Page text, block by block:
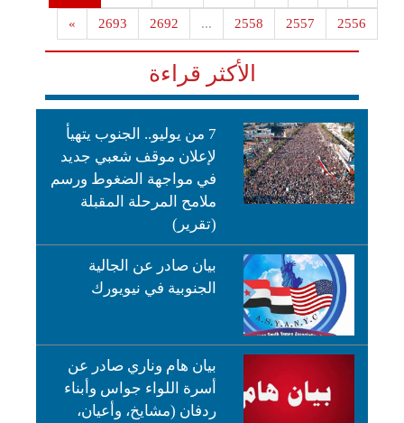
2556
2557
2558
...
2692
2693
»
الأكثر قراءة
7 من يوليو.. الجنوب يتهيأ
لإعلان موقف شعبي جديد
في مواجهة الضغوط ورسم
ملامح المرحلة المقبلة
(تقرير)
بيان صادر عن الجالية
الجنوبية في نيويورك
بيان هام وناري صادر عن
أسرة اللواء جواس وأبناء
ردفان (مشايخ، وأعيان،